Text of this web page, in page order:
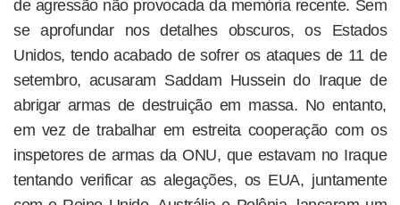
de agressão não provocada da memória recente. Sem
se aprofundar nos detalhes obscuros, os Estados
Unidos, tendo acabado de sofrer os ataques de 11 de
setembro, acusaram Saddam Hussein do Iraque de
abrigar armas de destruição em massa. No entanto,
em vez de trabalhar em estreita cooperação com os
inspetores de armas da ONU, que estavam no Iraque
tentando verificar as alegações, os EUA, juntamente